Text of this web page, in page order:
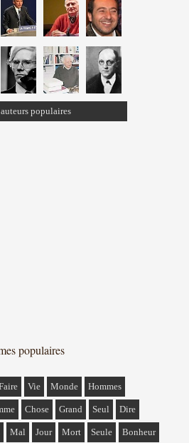
populaires
populaires
Vie Monde Hommes
Chose Grand Seul Dire
Mal Jour Mort Seule Bonheur